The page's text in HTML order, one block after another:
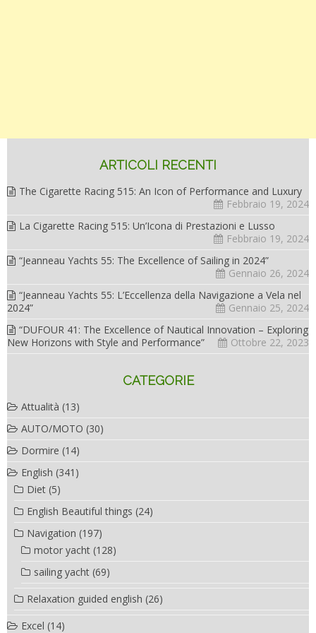
ARTICOLI RECENTI
The Cigarette Racing 515: An Icon of Performance and Luxury
Febbraio 19, 2024
La Cigarette Racing 515: Un’Icona di Prestazioni e Lusso
Febbraio 19, 2024
“Jeanneau Yachts 55: The Excellence of Sailing in 2024”
Gennaio 26, 2024
“Jeanneau Yachts 55: L’Eccellenza della Navigazione a Vela nel
2024”
Gennaio 25, 2024
“DUFOUR 41: The Excellence of Nautical Innovation – Exploring
New Horizons with Style and Performance”
Ottobre 22, 2023
CATEGORIE
Attualità (13)
AUTO/MOTO (30)
Dormire (14)
English (341)
Diet (5)
English Beautiful things (24)
Navigation (197)
motor yacht (128)
sailing yacht (69)
Relaxation guided english (26)
Excel (14)